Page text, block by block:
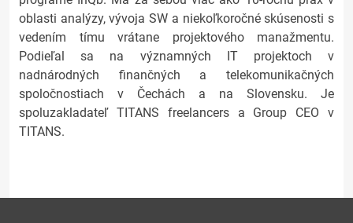
oblasti analýzy, vývoja SW a niekoľkoročné skúsenosti s
vedením tímu vrátane projektového manažmentu.
Podieľal sa na významných IT projektoch v
nadnárodných finančných a telekomunikačných
spoločnostiach v Čechách a na Slovensku. Je
spoluzakladateľ TITANS freelancers a Group CEO v
TITANS.